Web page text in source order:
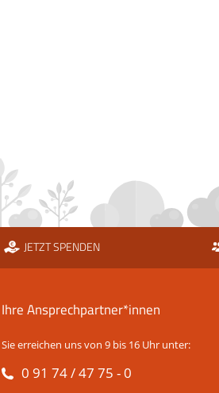
JETZT SPENDEN
Ihre Ansprechpartner*innen
Sie erreichen uns von 9 bis 16 Uhr unter:
0 91 74 / 47 75 - 0